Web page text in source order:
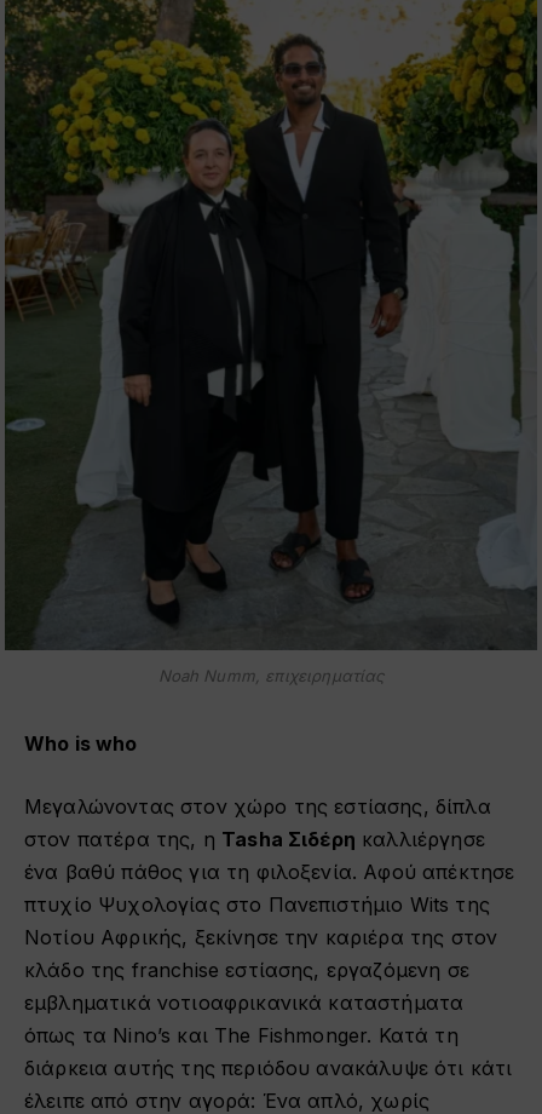
Noah Numm, επιχειρηματίας
Who is who
Μεγαλώνοντας στον χώρο της εστίασης, δίπλα
στον πατέρα της, η Tasha Σιδέρη καλλιέργησε
ένα βαθύ πάθος για τη φιλοξενία. Αφού απέκτησε
πτυχίο Ψυχολογίας στο Πανεπιστήμιο Wits της
Νοτίου Αφρικής, ξεκίνησε την καριέρα της στον
κλάδο της franchise εστίασης, εργαζόμενη σε
εμβληματικά νοτιοαφρικανικά καταστήματα
όπως τα Nino’s και The Fishmonger. Κατά τη
διάρκεια αυτής της περιόδου ανακάλυψε ότι κάτι
έλειπε από στην αγορά: Ένα απλό, χωρίς